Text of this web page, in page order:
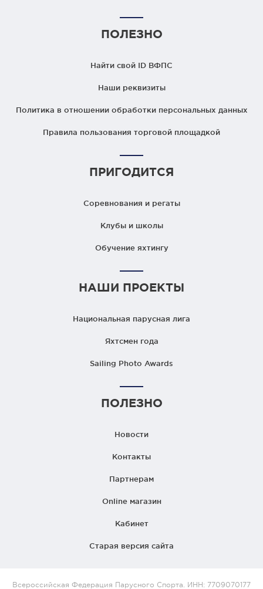
ПОЛЕЗНО
Найти свой ID ВФПС
Наши реквизиты
Политика в отношении обработки персональных данных
Правила пользования торговой площадкой
ПРИГОДИТСЯ
Соревнования и регаты
Клубы и школы
Обучение яхтингу
НАШИ ПРОЕКТЫ
Национальная парусная лига
Яхтсмен года
Sailing Photo Awards
ПОЛЕЗНО
Новости
Контакты
Партнерам
Online магазин
Кабинет
Старая версия сайта
Всероссийская Федерация Парусного Спорта. ИНН: 7709070177